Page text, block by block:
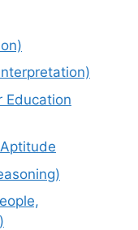
Education
Aptitude